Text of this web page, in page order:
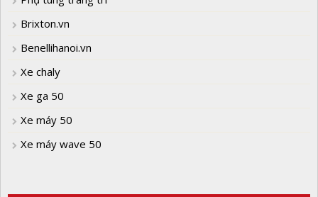
Brixton.vn
Benellihanoi.vn
Xe chaly
Xe ga 50
Xe máy 50
Xe máy wave 50